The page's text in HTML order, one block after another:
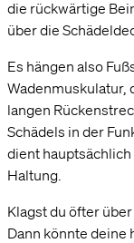
die rückwärtige
über die
Es hängen also
Wadenmuskulatur,
langen
Schädels in der
dient
Haltung.
Klagst du öfter
Dann könnte deine